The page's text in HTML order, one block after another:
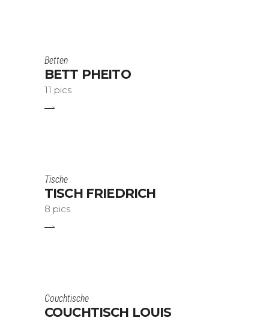
Betten
BETT PHEITO
11 pics
Tische
TISCH FRIEDRICH
8 pics
Couchtische
COUCHTISCH LOUIS